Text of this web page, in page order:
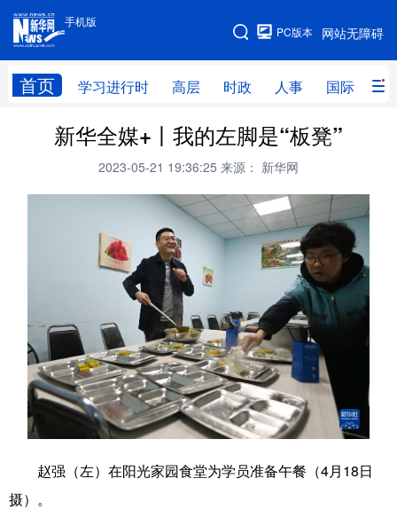
手机版
网站无障碍
PC版本
首页 学习进行时 高层 时政 人事 国际 财
手机版
网站地图
学习进行时 高层 时政 人事
财经 网评
思客智库 全球连线 教育
科创 量子 体育
书画 军事
访谈 视频 图片 政务
法律 中央文件 金融
食品 人居 信息化 数字经济
学术中国 乡村振兴 银龄 溯源中国
城市 旅游 能源 会展
新华全媒+丨我的左脚是“板凳”
2023-05-21 19:36:25 来源： 新华网
赵强（左）在阳光家园食堂为学员准备午餐（4月18日
摄）。